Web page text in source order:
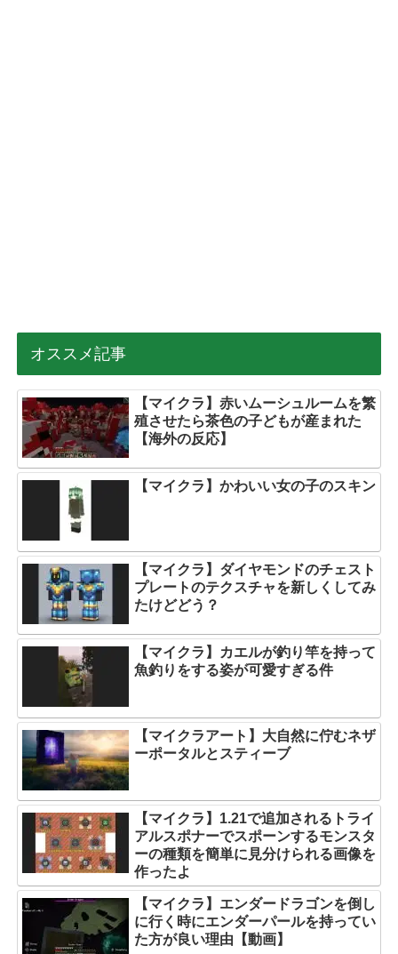
オススメ記事
【マイクラ】赤いムーシュルームを繁
殖させたら茶色の子どもが産まれた
【海外の反応】
【マイクラ】かわいい女の子のスキン
【マイクラ】ダイヤモンドのチェスト
プレートのテクスチャを新しくしてみ
たけどどう？
【マイクラ】カエルが釣り竿を持って
魚釣りをする姿が可愛すぎる件
【マイクラアート】大自然に佇むネザ
ーポータルとスティーブ
【マイクラ】1.21で追加されるトライ
アルスポナーでスポーンするモンスタ
ーの種類を簡単に見分けられる画像を
作ったよ
【マイクラ】エンダードラゴンを倒し
に行く時にエンダーパールを持ってい
た方が良い理由【動画】